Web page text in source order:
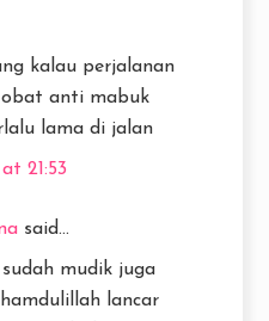
kalau perjalanan
obat anti mabuk
lama di jalan
21:53
said...
mudik juga
lancar